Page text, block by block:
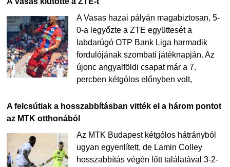
A Vasas hazai pályán magabiztosan, 5-
0-a legyőzte a ZTE együttesét a
labdarúgó OTP Bank Liga harmadik
fordulójának szombati játéknapján. Az
újonc angyalföldi csapat már a 7.
percben kétgólos előnyben volt,
A felcsútiak a hosszabbításban vitték el a három pontot
az MTK otthonából
Az MTK Budapest kétgólos hátrányból
ugyan egyenlített, de Lamin Colley
hosszabbítás végén lőtt találatával 3-2-